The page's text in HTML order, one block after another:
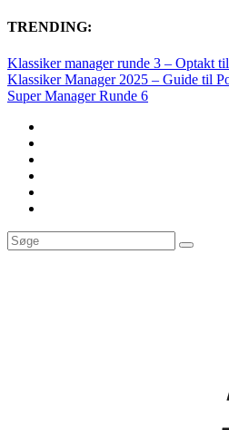
TRENDING:
Klassiker manager runde 3 – Optakt
Klassiker Manager 2025 – Guide til
Super Manager Runde 6